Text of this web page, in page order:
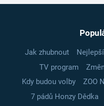
Jak zhubnout
TV program
Kdy budou volby
ZOO
7 pádů Honzy Dědka